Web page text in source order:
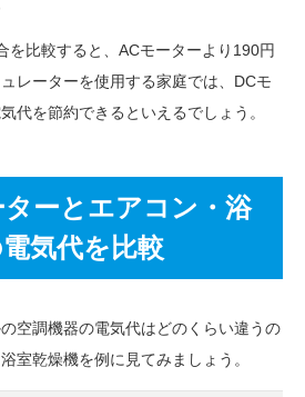
を比較すると、ACモーターより190円
レーターを使用する家庭では、DCモ
代を節約できるといえるでしょう。
ーとエアコン・浴
気代を比較
空調機器の電気代はどのくらい違うの
室乾燥機を例に見てみましょう。